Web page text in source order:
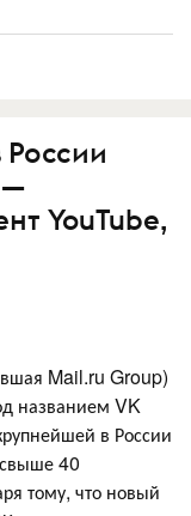
—
YouTube,
Mail.ru Group)
названием VK
в России
40
тому, что новый